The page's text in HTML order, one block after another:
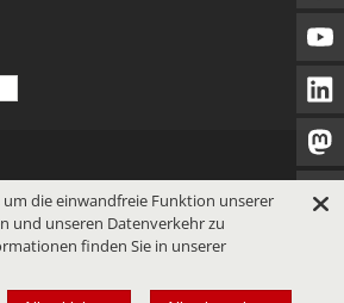
Nutzungsbedingungen
die einwandfreie Funktion unserer
und unseren Datenverkehr zu
finden Sie in unserer